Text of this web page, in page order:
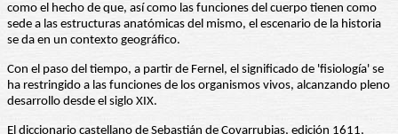
como el hecho de que, así como las funciones del cuerpo tienen como
sede a las estructuras anatómicas del mismo, el escenario de la historia
se da en un contexto geográfico.
Con el paso del tiempo, a partir de Fernel, el significado de 'fisiología' se
ha restringido a las funciones de los organismos vivos, alcanzando pleno
desarrollo desde el siglo XIX.
El diccionario castellano de Sebastián de Covarrubias, edición 1611,